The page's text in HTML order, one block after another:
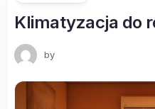
Klimatyzacja do
by